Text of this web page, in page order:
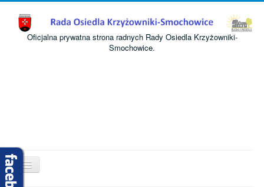
Oficjalna prywatna strona radnych Rady Osiedla Krzyżowniki-
Smochowice.
Przełącz
nawigację